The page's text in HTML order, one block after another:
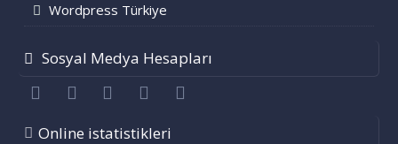
Wordpress Türkiye
Sosyal Medya Hesapları
FacebookTwitter youtubeBize ulaşın
Online istatistikleri